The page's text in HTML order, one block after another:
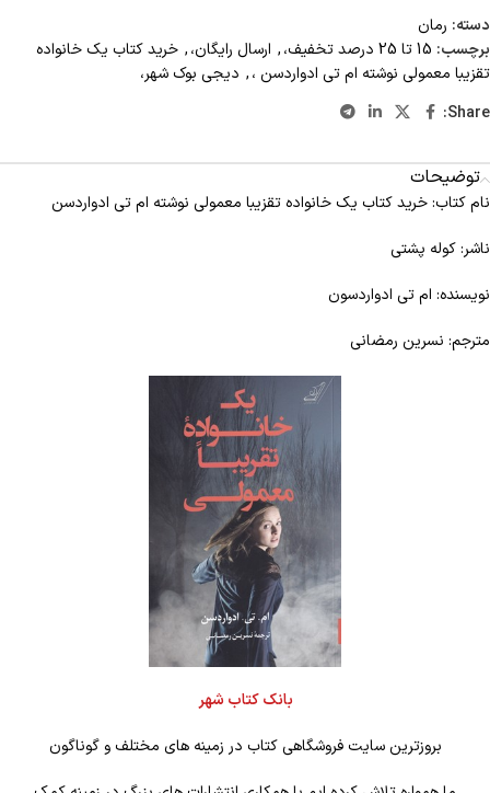
دسته: رمان
برچسب: 15 تا 25 درصد تخفیف، , ارسال رایگان،, خرید کتاب یک خانواده
تقزیبا معمولی نوشته ام تی ادواردسن ،, دیجی بوک شهر،
Share:
توضیحات
نام کتاب: خرید کتاب یک خانواده تقزیبا معمولی نوشته ام تی ادواردسن
ناشر: کوله پشتی
نویسنده: ام تی ادواردسون
مترجم: نسرین رمضانی
بانک کتاب شهر
بروزترین سایت فروشگاهی کتاب در زمینه های مختلف و گوناگون